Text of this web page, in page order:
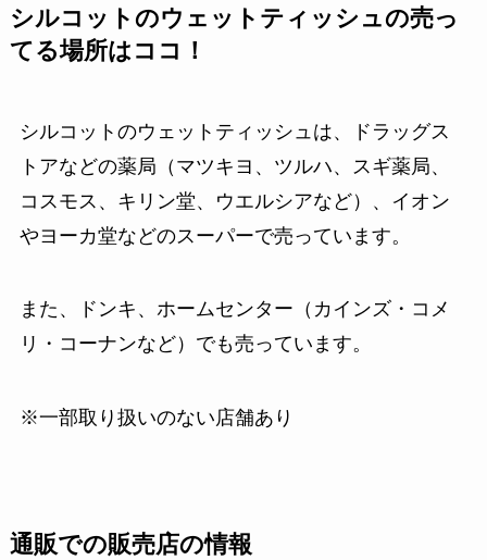
シルコットのウェットティッシュの売っ
てる場所はココ！
シルコットのウェットティッシュは、ドラッグス
トアなどの薬局（マツキヨ、ツルハ、スギ薬局、
コスモス、キリン堂、ウエルシアなど）、イオン
やヨーカ堂などのスーパーで売っています。
また、ドンキ、ホームセンター（カインズ・コメ
リ・コーナンなど）でも売っています。
※一部取り扱いのない店舗あり
通販での販売店の情報